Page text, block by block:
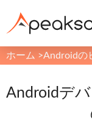
ホーム >Androidの
Androidデ